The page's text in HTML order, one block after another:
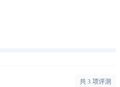
共 3 项评测